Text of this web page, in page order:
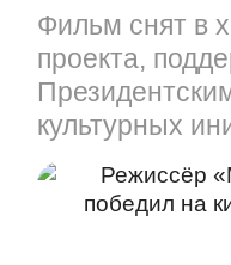
Фильм снят в
проекта,
культурных